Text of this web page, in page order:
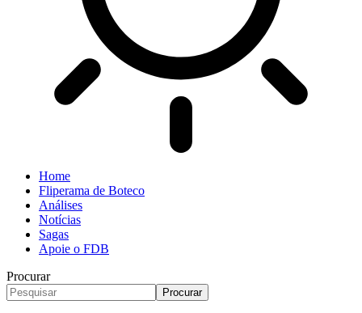
Home
Fliperama de Boteco
Análises
Notícias
Sagas
Apoie o FDB
Procurar